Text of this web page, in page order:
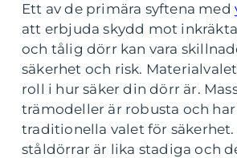
Ett av de primära syftena med
att erbjuda skydd mot
och tålig dörr kan vara
säkerhet och risk.
roll i hur säker din dörr är.
trämodeller är robusta och
traditionella valet för säkerhet.
ståldörrar är lika stadiga och